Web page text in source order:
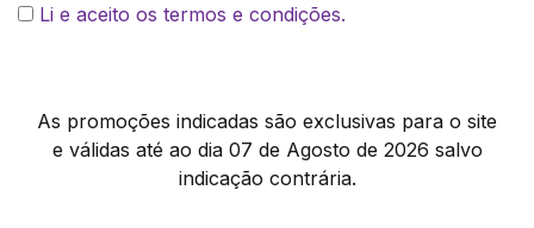
Li e aceito os termos e condições.
As promoções indicadas são exclusivas para o site
e válidas até ao dia 07 de Agosto de 2026 salvo
indicação contrária.